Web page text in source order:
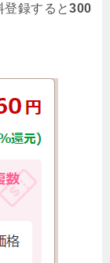
登録すると300